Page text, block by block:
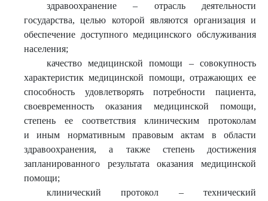
здравоохранение – отрасль деятельности
государства, целью которой являются организация и
обеспечение доступного медицинского обслуживания
населения;
качество медицинской помощи – совокупность
характеристик медицинской помощи, отражающих ее
способность удовлетворять потребности пациента,
своевременность оказания медицинской помощи,
степень ее соответствия клиническим протоколам
и иным нормативным правовым актам в области
здравоохранения, а также степень достижения
запланированного результата оказания медицинской
помощи;
клинический протокол – технический